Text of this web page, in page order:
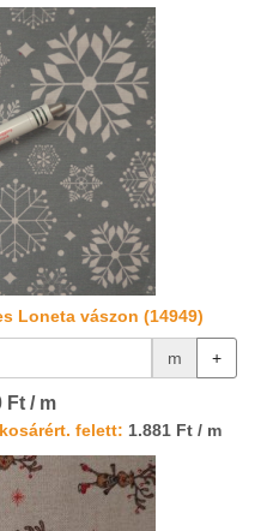
Loneta vászon (14949)
m +
Ft / m
felett: 1.881 Ft / m